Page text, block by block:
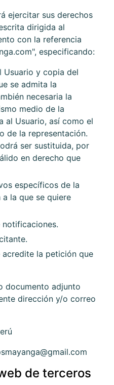
ejercitar sus derechos
dirigida al
con la referencia
", especificando:
Usuario y copia del
se admita la
necesaria la
medio de la
al Usuario, así como el
de la representación.
ser sustituida, por
en derecho que
específicos de la
la que se quiere
la petición que
documento adjunto
dirección y/o correo
de terceros